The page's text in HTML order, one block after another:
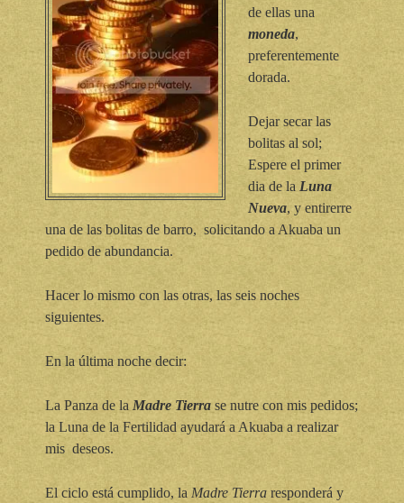
de ellas una
moneda,
preferentemente
dorada.
Dejar secar las
bolitas al sol;
Espere el primer
dia de la Luna
Nueva, y entirerre
una de las bolitas de barro, solicitando a Akuaba un
pedido de abundancia.
Hacer lo mismo con las otras, las seis noches
siguientes.
En la última noche decir:
La Panza de la Madre Tierra se nutre con mis pedidos;
la Luna de la Fertilidad ayudará a Akuaba a realizar
mis deseos.
El ciclo está cumplido, la Madre Tierra responderá y